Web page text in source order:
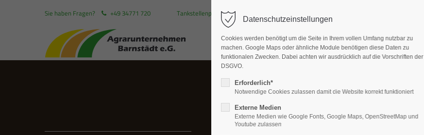
Login
Benutzername
Support
Lorem ipsum dolor sit amet:
24h/ 365days
Cybersteel Inc.
+44 1234 567 890
Sie haben Fragen? +49 34771 720 Tankstellenpreis DK - 2,15€ seit/ab 18.07.2026
Geschäftsbereiche Karriere
Datenschutzeinstellungen
Cookies werden benötigt um die Seite in Ihrem vollen Umfang nutzbar zu
machen. Google Maps oder ähnliche Module benötigen diese Daten zu
funktionalen Zwecken. Dabei achten wir ausdrücklich auf die Vorschriften der
DSGVO.
Erforderlich*
Notwendige Cookies zulassen damit die Website korrekt funktioniert
Externe Medien
Externe Medien wie Google Fonts, Google Maps, OpenStreetMap und
Youtube zulassen